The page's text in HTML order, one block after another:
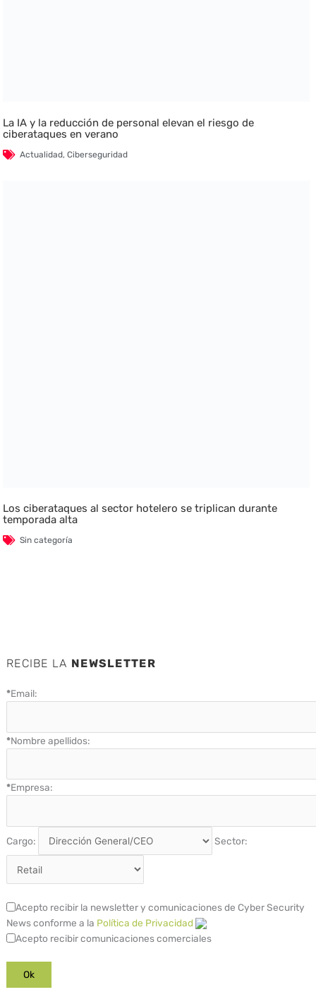
La IA y la reducción de personal elevan el riesgo de
ciberataques en verano
Actualidad,Ciberseguridad
Los ciberataques al sector hotelero se triplican durante
temporada alta
Sin categoría
RECIBE LA NEWSLETTER
*Email:
*Nombre apellidos:
*Empresa:
Cargo: Sector:
Acepto recibir la newsletter y comunicaciones de Cyber Security
News conforme a la Política de Privacidad
Acepto recibir comunicaciones comerciales